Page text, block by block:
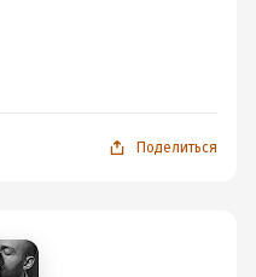
Поделиться